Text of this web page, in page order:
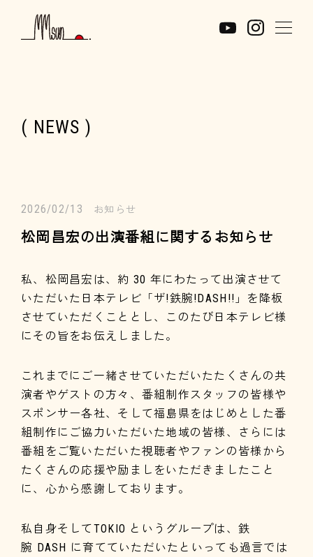
( NEWS )
2026/02/13 お知らせ
松岡昌宏の出演番組に関するお知らせ
私、松岡昌宏は、約 30 年にわたって出演させて
いただいた日本テレビ「ザ!鉄腕!DASH!!」を降板
させていただくこととし、このたび日本テレビ様
にその旨をお伝えしました。
これまでにご一緒させていただいたたくさんの共
演者やゲストの方々、番組制作スタッフの皆様や
スポンサー各社、そして福島県をはじめとした番
組制作にご協力いただいた地域の皆様、さらには
番組をご覧いただいた視聴者やファンの皆様から
たくさんの応援や励ましをいただきましたこと
に、心から感謝しております。
私自身そしてTOKIO というグループは、鉄
腕 DASH に育てていただいたといっても過言では